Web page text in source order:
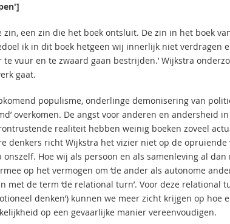
een zin die het boek ontsluit. De zin in het boek
ik in dit boek hetgeen wij innerlijk niet verdragen
vuur en te zwaard gaan bestrijden.’ Wijkstra
gaat.
populisme, onderlinge demonisering van
overkomen. De angst voor anderen en andersheid in
realiteit hebben weinig boeken zoveel
denkers richt Wijkstra het vizier niet op de opruiende
Hoe wij als persoon en als samenleving al dan
op het vermogen om ‘de ander als autonome
met de term ‘de relational turn’. Voor deze relational
denken’) kunnen we meer zicht krijgen op hoe
op een gevaarlijke manier vereenvoudigen.